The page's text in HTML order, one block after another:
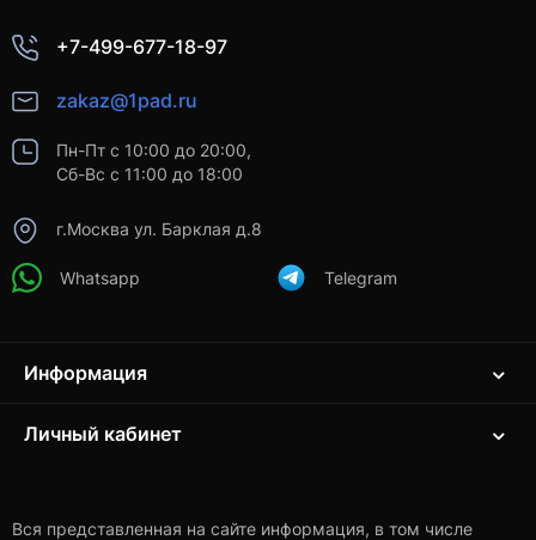
+7-499-677-18-97
zakaz@1pad.ru
Пн-Пт с 10:00 до 20:00,
Сб-Вс с 11:00 до 18:00
г.Москва ул. Барклая д.8
Whatsapp Telegram
Информация
Личный кабинет
Вся представленная на сайте информация, в том числе